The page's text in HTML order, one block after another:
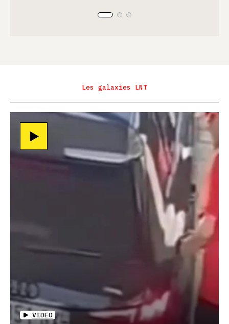
Les galaxies LNT
VIDEO